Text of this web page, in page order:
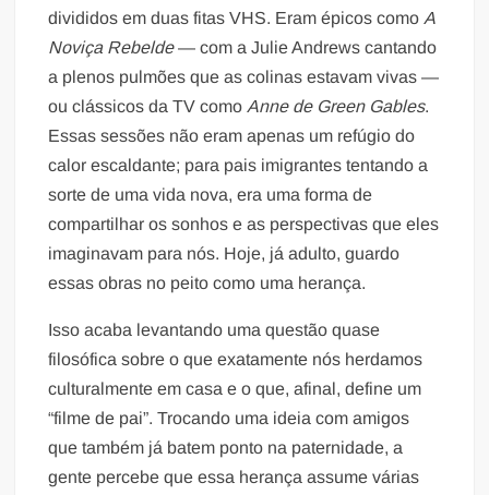
divididos em duas fitas VHS. Eram épicos como A
Noviça Rebelde— com a Julie Andrews cantando
a plenos pulmões que as colinas estavam vivas —
ou clássicos da TV como Anne de Green Gables.
Essas sessões não eram apenas um refúgio do
calor escaldante; para pais imigrantes tentando a
sorte de uma vida nova, era uma forma de
compartilhar os sonhos e as perspectivas que eles
imaginavam para nós. Hoje, já adulto, guardo
essas obras no peito como uma herança.
Isso acaba levantando uma questão quase
filosófica sobre o que exatamente nós herdamos
culturalmente em casa e o que, afinal, define um
“filme de pai”. Trocando uma ideia com amigos
que também já batem ponto na paternidade, a
gente percebe que essa herança assume várias